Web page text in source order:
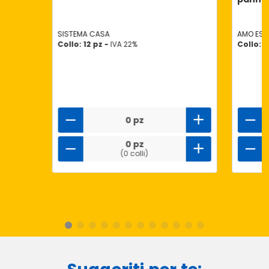
SISTEMA CASA
Collo: 12 pz - IVA 22%
0 pz
0 pz
(0 colli)
AMO
Collo: